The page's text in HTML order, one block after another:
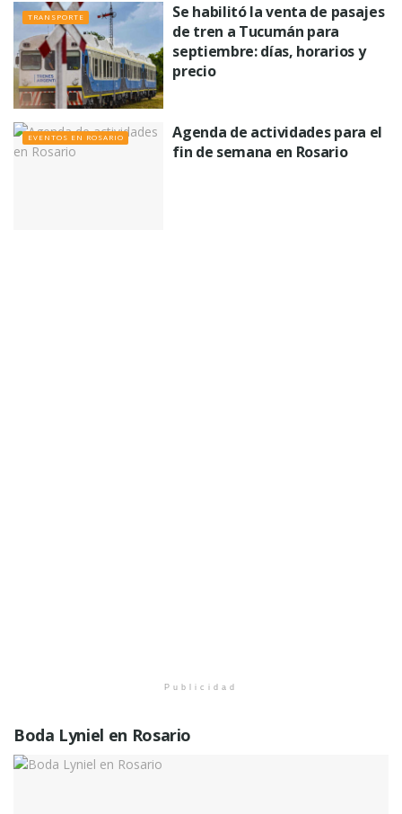
TRANSPORTE
Se habilitó la venta de pasajes
de tren a Tucumán para
septiembre: días, horarios y
precio
EVENTOS EN ROSARIO
Agenda de actividades para el
fin de semana en Rosario
Publicidad
Boda Lyniel en Rosario